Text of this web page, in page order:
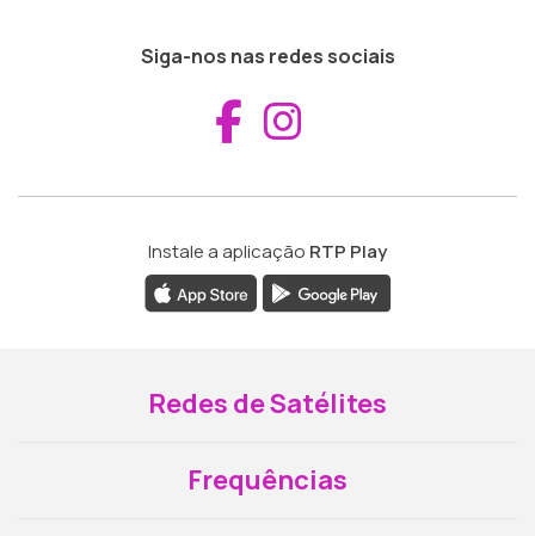
Siga-nos nas redes sociais
Aceder ao
Instale a aplicação RTP Play
Redes de Satélites
Frequências